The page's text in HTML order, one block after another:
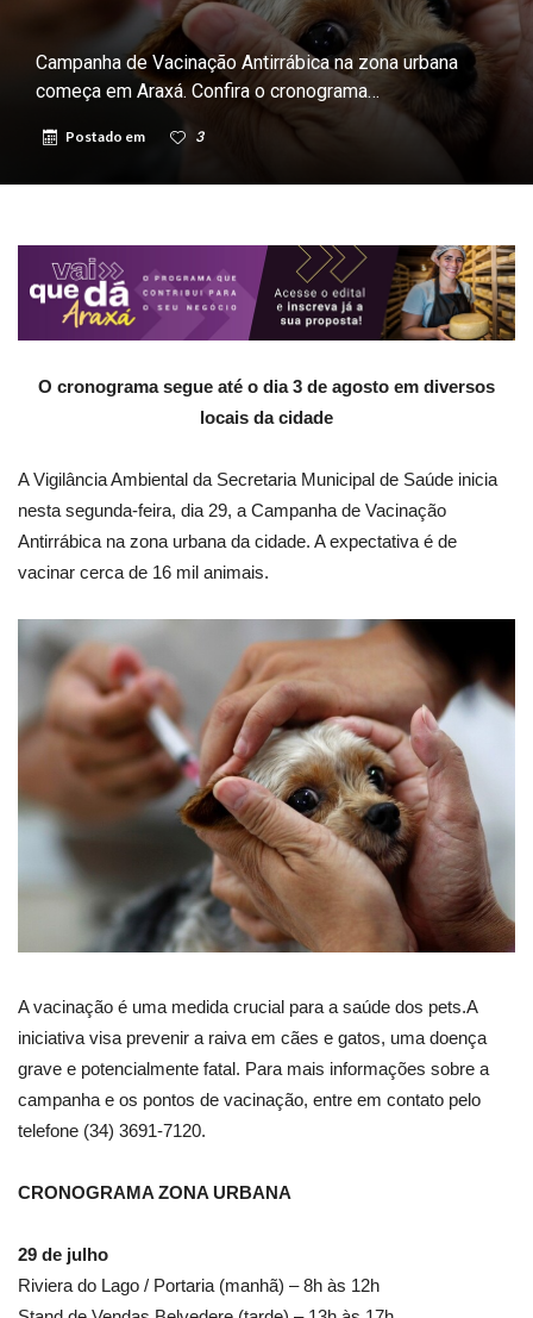
Campanha de Vacinação Antirrábica na zona urbana
começa em Araxá. Confira o cronograma…
Postado em 3
O cronograma segue até o dia 3 de agosto em diversos
locais da cidade
A Vigilância Ambiental da Secretaria Municipal de Saúde inicia
nesta segunda-feira, dia 29, a Campanha de Vacinação
Antirrábica na zona urbana da cidade. A expectativa é de
vacinar cerca de 16 mil animais.
A vacinação é uma medida crucial para a saúde dos pets.A
iniciativa visa prevenir a raiva em cães e gatos, uma doença
grave e potencialmente fatal. Para mais informações sobre a
campanha e os pontos de vacinação, entre em contato pelo
telefone (34) 3691-7120.
CRONOGRAMA ZONA URBANA
29 de julho
Riviera do Lago / Portaria (manhã) – 8h às 12h